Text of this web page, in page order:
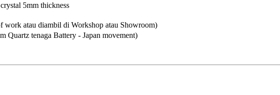
5mm thickness
work atau diambil di Workshop atau Showroom)
Quartz tenaga Battery - Japan movement)